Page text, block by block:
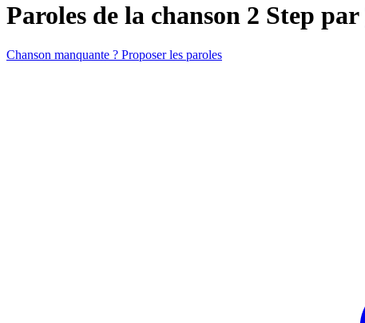
Paroles de la chanson 2 Step par
Chanson manquante ? Proposer les paroles